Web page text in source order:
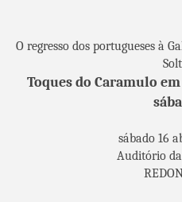
O regresso dos portugueses à
Toques do Caramulo
sábado 16
Auditório